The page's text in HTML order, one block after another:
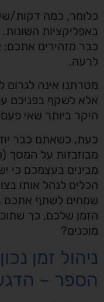
כמה דקות/שעות
השונות.
מזהירים אתכם:
אינה לגרום
לשקף בפניכם על
ביותר שאי פעם
כשאתם כבר
על המסך
בעצמכם כי יש
לנהל אותו בצורה
לשתף אתכם
שלכם, כך שתוכלו
זמן
–